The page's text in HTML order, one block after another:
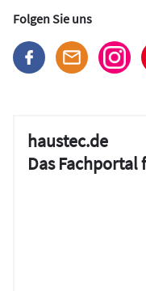
Folgen Sie uns
haustec.de
Das